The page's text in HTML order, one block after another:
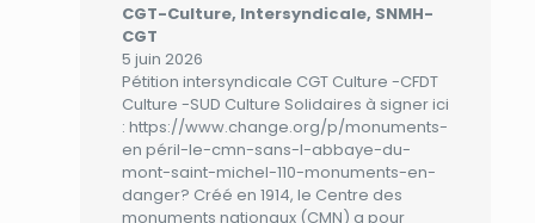
CGT-Culture, Intersyndicale, SNMH-
CGT
5 juin 2026
Pétition intersyndicale CGT Culture -CFDT
Culture -SUD Culture Solidaires à signer ici
: https://www.change.org/p/monuments-
en péril-le-cmn-sans-l-abbaye-du-
mont-saint-michel-110-monuments-en-
danger? Créé en 1914, le Centre des
monuments nationaux (CMN) a pour